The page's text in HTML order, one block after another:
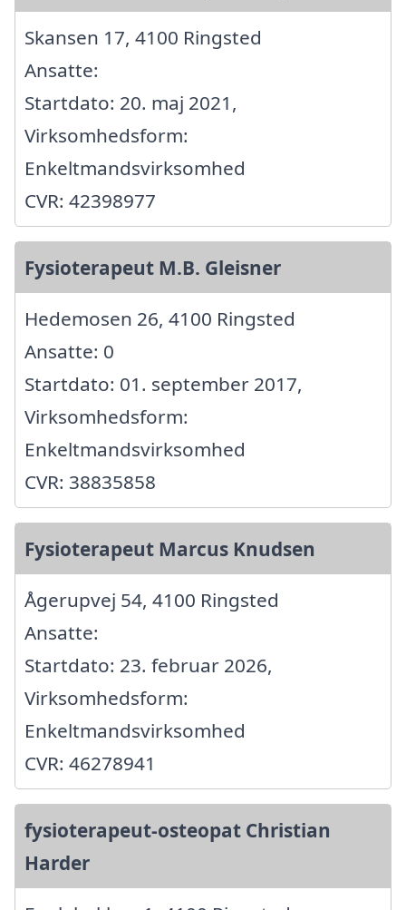
Skansen 17, 4100 Ringsted
Ansatte:
Startdato: 20. maj 2021,
Virksomhedsform:
Enkeltmandsvirksomhed
CVR: 42398977
Fysioterapeut M.B. Gleisner
Hedemosen 26, 4100 Ringsted
Ansatte: 0
Startdato: 01. september 2017,
Virksomhedsform:
Enkeltmandsvirksomhed
CVR: 38835858
Fysioterapeut Marcus Knudsen
Ågerupvej 54, 4100 Ringsted
Ansatte:
Startdato: 23. februar 2026,
Virksomhedsform:
Enkeltmandsvirksomhed
CVR: 46278941
fysioterapeut-osteopat Christian
Harder